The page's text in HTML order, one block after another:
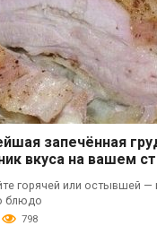
запечённая
вкуса на вашем
горячей или остывшей
блюдо
798